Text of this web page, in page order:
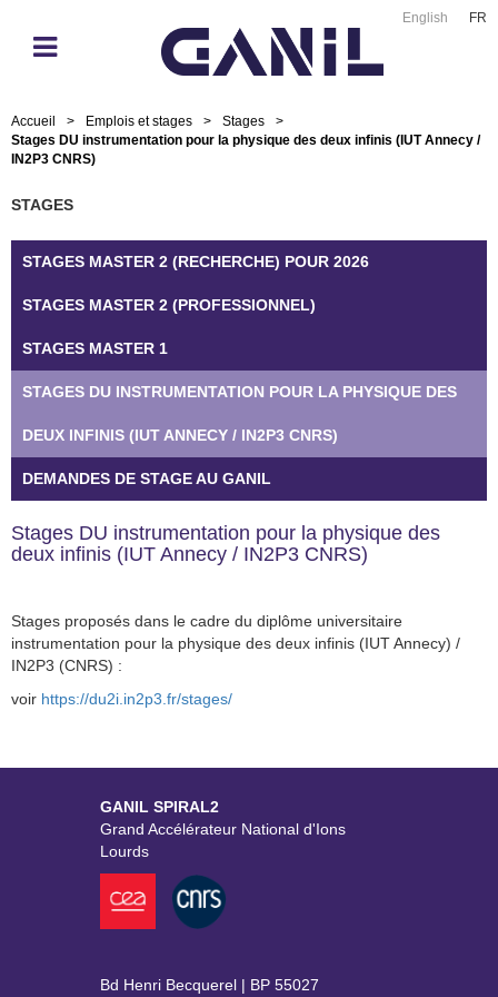
English FR
Accueil > Emplois et stages > Stages
>
Stages DU instrumentation pour la physique des deux infinis (IUT Annecy /
IN2P3 CNRS)
STAGES
STAGES MASTER 2 (RECHERCHE) POUR 2026
STAGES MASTER 2 (PROFESSIONNEL)
STAGES MASTER 1
STAGES DU INSTRUMENTATION POUR LA PHYSIQUE DES
DEUX INFINIS (IUT ANNECY / IN2P3 CNRS)
DEMANDES DE STAGE AU GANIL
Stages DU instrumentation pour la physique des
deux infinis (IUT Annecy / IN2P3 CNRS)
Stages proposés dans le cadre du diplôme universitaire
instrumentation pour la physique des deux infinis (IUT Annecy) /
IN2P3 (CNRS) :
voir https://du2i.in2p3.fr/stages/
GANIL SPIRAL2
Grand Accélérateur National d'Ions
Lourds
Bd Henri Becquerel | BP 55027